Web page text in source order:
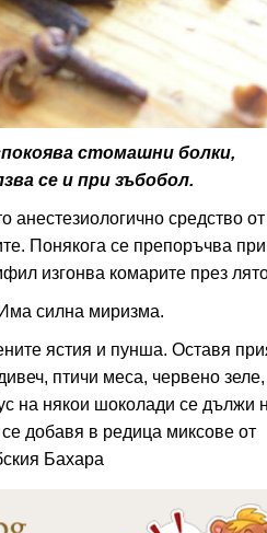
стомашни болки,
се и при зъбобол.
анестезиологично средство от
Понякога се препоръчва при
изгонва комарите през
силна миризма.
ястия и пунша. Оставя
птичи меса, червено зеле,
на някои шоколади се дължи
добавя в редица миксове от
Бахара